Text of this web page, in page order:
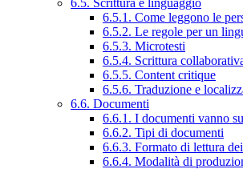
6.5. Scrittura e linguaggio
6.5.1. Come leggono le
6.5.2. Le regole per un
6.5.3. Microtesti
6.5.4. Scrittura
6.5.5. Content critique
6.5.6. Traduzione e
6.6. Documenti
6.6.1. I documenti vanno
6.6.2. Tipi di documenti
6.6.3. Formato di lettura
6.6.4. Modalità di